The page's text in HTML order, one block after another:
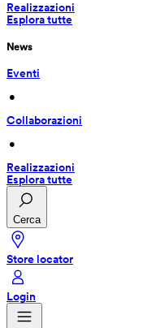
Realizzazioni
Esplora tutte
News
Eventi
•
Collaborazioni
•
Realizzazioni
Esplora tutte
Cerca
Store locator
Login